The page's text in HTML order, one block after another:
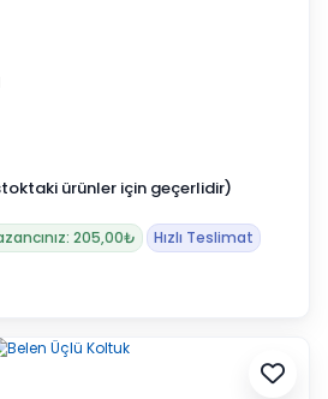
ürünler için geçerlidir)
devam ediyor
205,00₺ Hızlı Teslimat